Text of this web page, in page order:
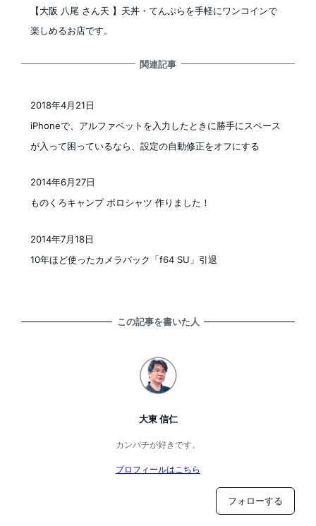
【大阪 八尾 さん天 】天丼・てんぷらを手軽にワンコインで
楽しめるお店です。
関連記事
iPhoneで、アルファベットを入力したときに勝手にスペース
が入って困っているなら、設定の自動修正をオフにする
2018年4月21日
ものくろキャンプ ポロシャツ 作りました！
2014年6月27日
10年ほど使ったカメラバック「f64 SU」引退
2014年7月18日
この記事を書いた人
大東 信仁
カンパチが好きです。
プロフィールはこちら
フォローする